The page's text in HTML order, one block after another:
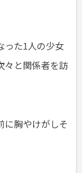
った1人の少女
々と関係者を訪
に胸やけがしそ